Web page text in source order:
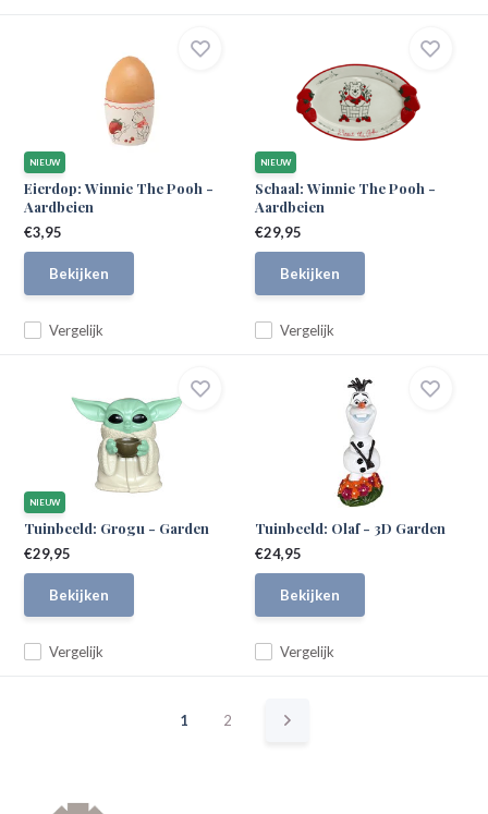
NIEUW
Eierdop: Winnie The Pooh -
Aardbeien
Vergelijk
€3,95
Bekijken
NIEUW
Schaal: Winnie The Pooh -
Aardbeien
Vergelijk
€29,95
Bekijken
NIEUW
Tuinbeeld: Grogu - Garden
Vergelijk
€29,95
Bekijken
Tuinbeeld: Olaf - 3D Garden
Vergelijk
€24,95
Bekijken
1 2